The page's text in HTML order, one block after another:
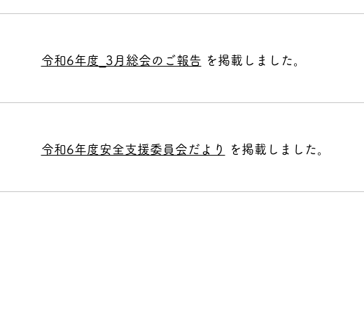
令和6年度_3月総会のご報告 を掲載しました。
令和6年度安全支援委員会だより を掲載しました。